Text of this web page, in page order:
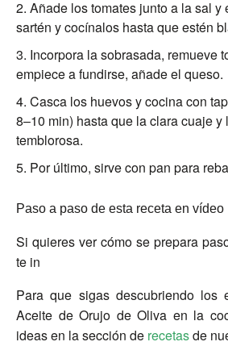
Añade los tomates junto a la sal y
sartén y cocínalos hasta que estén
Incorpora la sobrasada, remueve
empiece a fundirse, añade el queso.
Casca los huevos y cocina con
8–10 min) hasta que la clara cuaje y
temblorosa.
Por último, sirve con pan para
Paso a paso de esta receta en vídeo
Si quieres ver cómo se prepara
te in
Para que sigas descubriendo los
Aceite de Orujo de Oliva en la
ideas en la sección de recetasde